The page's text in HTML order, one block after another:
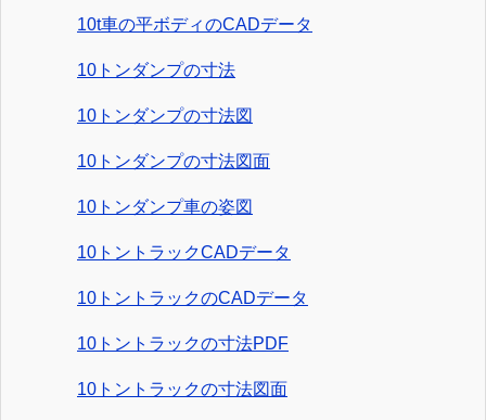
10t車の平ボディのCADデータ
10トンダンプの寸法
10トンダンプの寸法図
10トンダンプの寸法図面
10トンダンプ車の姿図
10トントラックCADデータ
10トントラックのCADデータ
10トントラックの寸法PDF
10トントラックの寸法図面